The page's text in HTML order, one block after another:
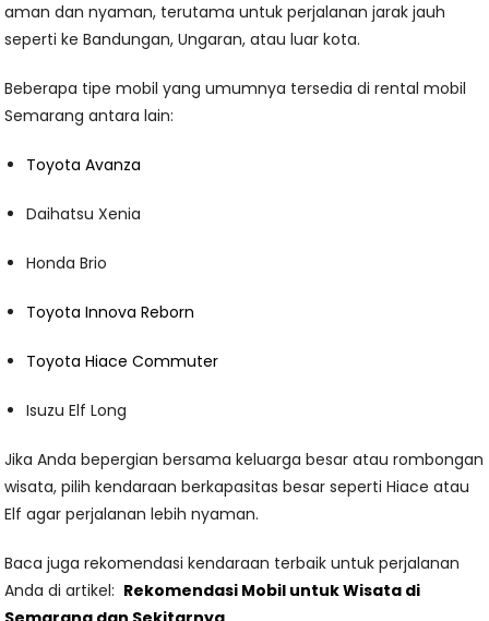
aman dan nyaman, terutama untuk perjalanan jarak jauh
seperti ke Bandungan, Ungaran, atau luar kota.
Beberapa tipe mobil yang umumnya tersedia di rental mobil
Semarang antara lain:
Toyota Avanza
Daihatsu Xenia
Honda Brio
Toyota Innova Reborn
Toyota Hiace Commuter
Isuzu Elf Long
Jika Anda bepergian bersama keluarga besar atau rombongan
wisata, pilih kendaraan berkapasitas besar seperti Hiace atau
Elf agar perjalanan lebih nyaman.
Baca juga rekomendasi kendaraan terbaik untuk perjalanan
Anda di artikel: Rekomendasi Mobil untuk Wisata di